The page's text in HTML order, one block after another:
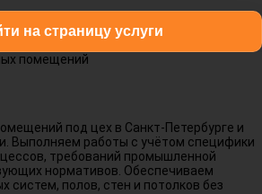
на страницу услуги
под цех в Санкт-Петербурге и
Выполняем работы с учётом специфики
требований промышленной
нормативов. Обеспечиваем
систем, полов, стен и потолков без